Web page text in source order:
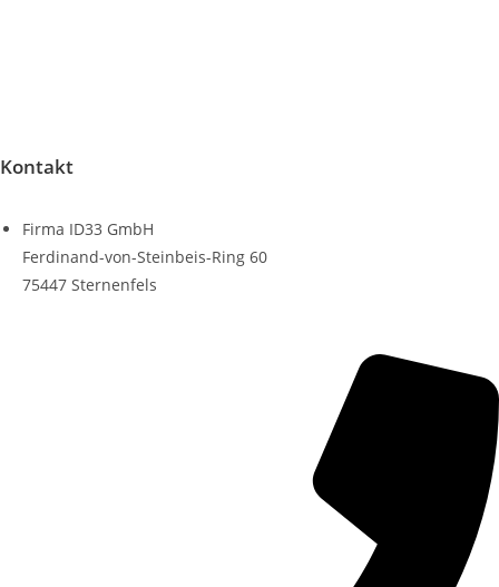
Kontakt
Firma ID33 GmbH
Ferdinand-von-Steinbeis-Ring 60
75447 Sternenfels